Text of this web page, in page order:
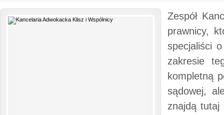
Zespół
prawnicy,
specjaliści
zakresie
kompletną
sądowej,
znajdą tutaj